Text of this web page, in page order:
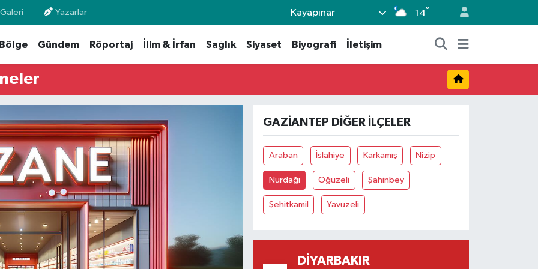
Yazarlar Kayapınar 14°
Bölge Gündem Röportaj İlim & İrfan Sağlık Siyaset Biyografi İletişim
GAZIANTEP DIĞER İLÇELER
Araban İslahiye Karkamış Nizip
Nurdağı Oğuzeli Şahinbey
Şehitkamil Yavuzeli
DIYARBAKIR